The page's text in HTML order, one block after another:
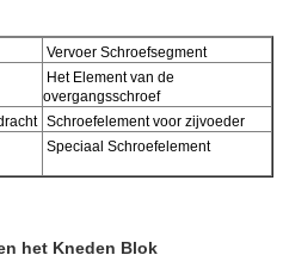
Vervoer Schroefsegment
Het Element van de
overgangsschroef
Schroefelement voor zijvoeder
Speciaal Schroefelement
het Kneden Blok